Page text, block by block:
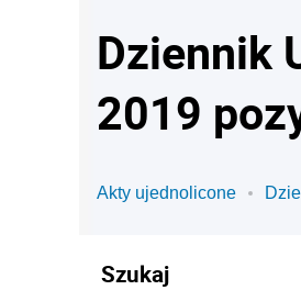
Dziennik
2019
Akty ujednolicone
Szukaj